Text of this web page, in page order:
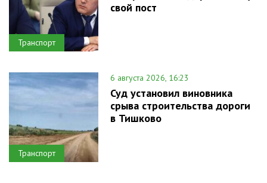
Транспорт
свой пост
Транспорт
6 августа 2026, 16:23
Суд установил виновника
срыва строительства дороги
в Тишково